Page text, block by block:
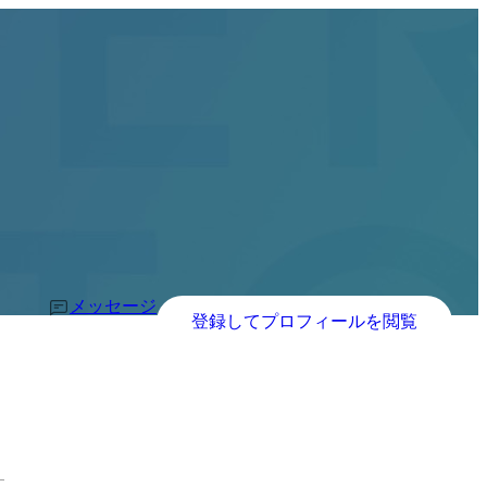
メッセージ
登録してプロフィールを閲覧